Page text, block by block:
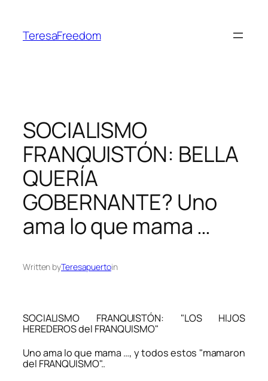
content
TeresaFreedom
SOCIALISMO
FRANQUISTÓN: BELLA
QUERÍA
GOBERNANTE? Uno
ama lo que mama …
Written byTeresapuertoin
SOCIALISMO FRANQUISTÓN: "LOS HIJOS
HEREDEROS del FRANQUISMO"
Uno ama lo que mama …, y todos estos "mamaron
del FRANQUISMO"..